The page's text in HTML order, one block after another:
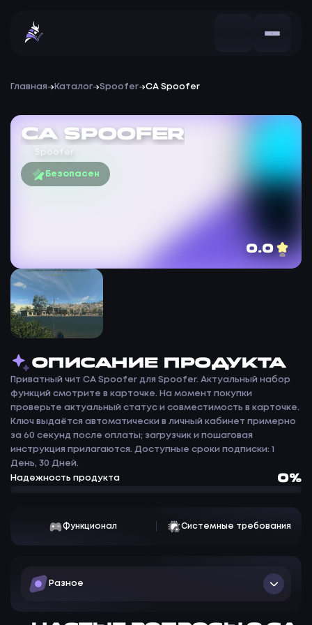
Главная Каталог Spoofer CA Spoofer
CA Spoofer
Spoofer
Безопасен
0.0
ОПИСАНИЕ ПРОДУКТА
Приватный чит CA Spoofer для Spoofer. Актуальный набор
функций смотрите в карточке. На момент покупки
проверьте актуальный статус и совместимость в карточке.
Ключ выдаётся автоматически в личный кабинет примерно
за 60 секунд после оплаты; загрузчик и пошаговая
инструкция прилагаются. Доступные сроки подписки: 1
День, 30 Дней.
Надежность продукта
0%
Функционал Системные требования
Разное